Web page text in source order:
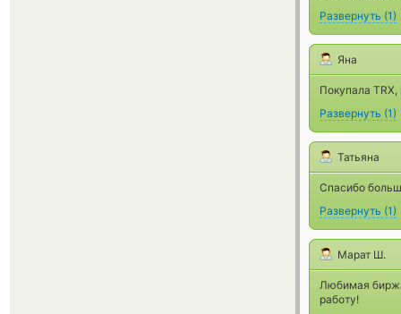
Развернуть (1)
Яна
Покупала
Развернуть (1)
Татьяна
Спасибо
Развернуть (1)
Марат Ш.
Любимая
работу!